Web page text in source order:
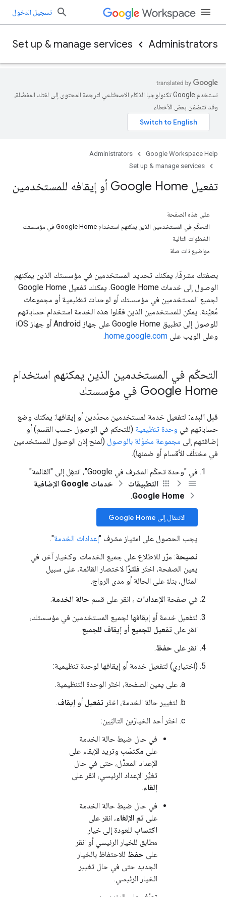
تسجيل الدخول
Administrators
Set up & manage services
تستخدم Google تكنولوجيا الذكاء الاصطناعي لترجمة المحتوى إلى لغتك المفضّلة،
وقد تتضمّن بعض الأخطاء.
Google Workspace Help
Administrators
Set up & manage services
تفعيل Google Home أو إيقافه للمستخدمين
على هذه الصفحة
التحكّم في المستخدمين الذين يمكنهم استخدام Google Home في مؤسستك
الخطوات التالية
مواضيع ذات صلة
بصفتك مشرفًا، يمكنك تحديد المستخدمين في مؤسستك الذين يمكنهم
الوصول إلى خدمات Google Home. يمكنك تفعيل Google Home
لجميع المستخدمين في مؤسستك أو لوحدات تنظيمية أو مجموعات
مُعيَّنة. يمكن للمستخدمين الذين فعّلوا هذه الخدمة استخدام حساباتهم
للوصول إلى تطبيق Google Home على جهاز Android أو جهاز iOS
وعلى الويب على home.google.com
.
التحكّم في المستخدمين الذين يمكنهم استخدام
Google Home في مؤسستك
قبل البدء: لتفعيل خدمة لمستخدمين محدّدين أو إيقافها: يمكنك وضع
حساباتهم في وحدة تنظيمية (للتحكم في الوصول حسب القسم) أو
إضافتهم إلى مجموعة مخوّلة بالوصول (لمنح إذن الوصول للمستخدمين
في مختلَف الأقسام أو ضمنها).
في "وحدة تحكّم المشرف في Google"، انتقِل إلى "القائمة"
التطبيقات
خدمات Google الإضافية
Google Home
.
الانتقال إلى Google Home
يجب الحصول على امتياز مشرف "إعدادات الخدمة".
نصيحة: مرّر للاطلاع على جميع الخدمات. وكخيار آخر، في
يمين الصفحة، اختَر فلترًا لاختصار القائمة، على سبيل
المثال، بناءً على الحالة أو مدى الرواج.
في صفحة الإعدادات ، انقر على قسم حالة الخدمة.
لتفعيل خدمة أو إيقافها لجميع المستخدمين في مؤسستك،
انقر على تفعيل للجميع أو إيقاف للجميع.
انقر على حفظ.
(اختياري) لتفعيل خدمة أو إيقافها لوحدة تنظيمية:
على يمين الصفحة، اختَر الوحدة التنظيمية.
لتغيير حالة الخدمة، اختَر تفعيل أو إيقاف.
اختَر أحد الخيارَين التاليَين:
في حال ضبط حالة الخدمة
على مكتسَب وتريد الإبقاء على
الإعداد المعدَّل، حتى في حال
تغيُّر الإعداد الرئيسي، انقر على
إلغاء.
في حال ضبط حالة الخدمة
على تم الإلغاء، انقر على
اكتساب للعودة إلى خيار
مطابق للخيار الرئيسي أو انقر
على حفظ للاحتفاظ بالخيار
الجديد حتى في حال تغيير
الخيار الرئيسي.